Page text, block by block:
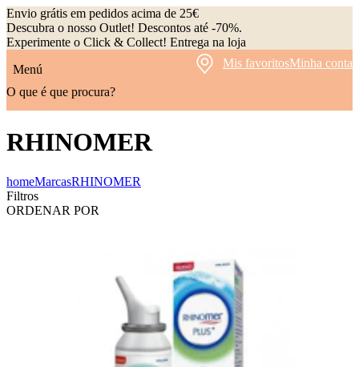
Envio grátis em pedidos acima de 25€
Descubra o nosso Outlet! Descontos até -70%.
Experimente o Click & Collect! Entrega na loja
Menú
Mis favoritosMinha conta
O que é que procura?
RHINOMER
homeMarcasRHINOMER
Filtros
ORDENAR POR